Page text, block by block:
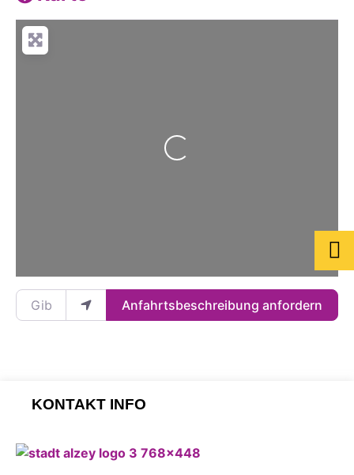
Wird geladen …
Gib deinen Standort ein.
Anfahrtsbeschreibung anfordern
KONTAKT INFO